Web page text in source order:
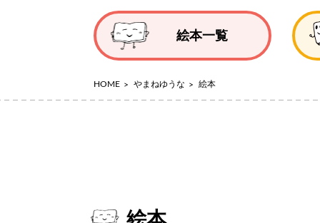
絵本一覧
HOME やまねゆうな 絵本